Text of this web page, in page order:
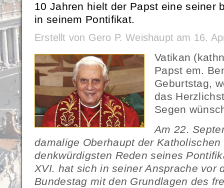
10 Jahren hielt der Papst eine seiner
in seinem Pontifikat.
Erstellt von Gero P. Weishaupt am 16.
Vatikan
Papst em.
Geburtstag,
das
Segen
Am 22.
damalige Oberhaupt der
denkwürdigsten Reden seines
XVI. hat sich in seiner Ansprache vor
Bundestag mit den Grundlagen des